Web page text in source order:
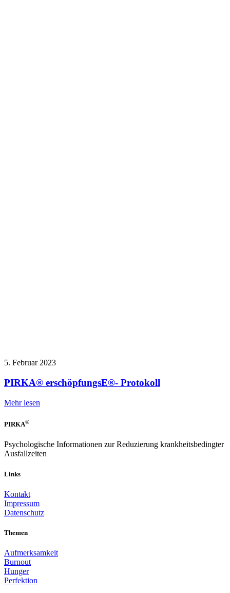
5. Februar 2023
PIRKA® erschöpfungsE®- Protokoll
Mehr lesen
PIRKA®
Psychologische Informationen zur Reduzierung krankheitsbedingter
Ausfallzeiten
Links
Kontakt
Impressum
Datenschutz
Themen
Aufmerksamkeit
Burnout
Hunger
Perfektion